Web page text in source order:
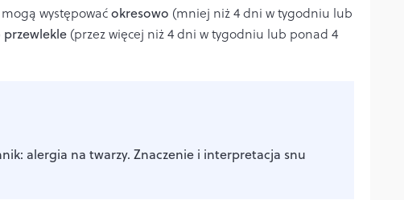
występowaćokresowo (mniej niż 4 dni w tygodniu lub
przewlekle (przez więcej niż 4 dni w tygodniu lub ponad 4
alergia na twarzy. Znaczenie i interpretacja snu